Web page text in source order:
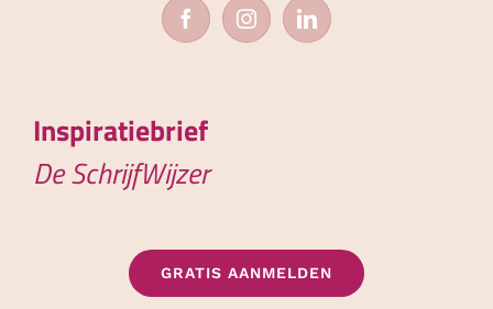
Inspiratiebrief
De SchrijfWijzer
GRATIS AANMELDEN